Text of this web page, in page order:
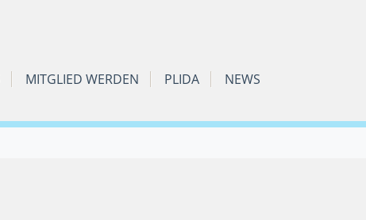
MITGLIED WERDEN PLIDA NEWS